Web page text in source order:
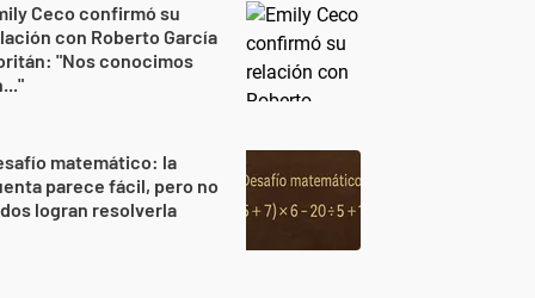
Ceco confirmó su
con Roberto García
"Nos conocimos
matemático: la
parece fácil, pero no
logran resolverla